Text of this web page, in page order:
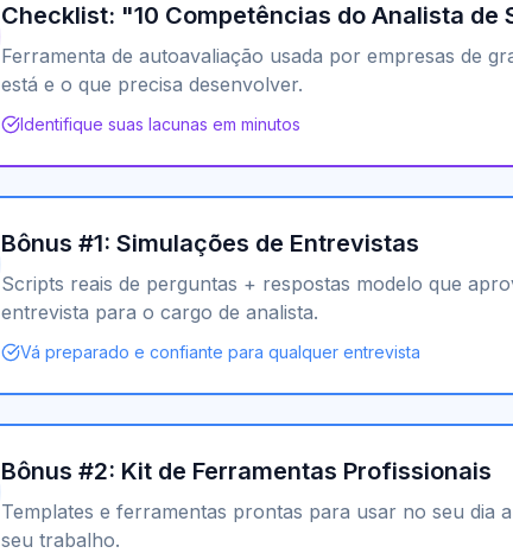
Checklist: "10 Competências do Analista de
Ferramenta de autoavaliação usada por empresas de
está e o que precisa desenvolver.
Identifique suas lacunas em minutos
Bônus #1: Simulações de Entrevistas
Scripts reais de perguntas + respostas modelo que
entrevista para o cargo de analista.
Vá preparado e confiante para qualquer entrevista
Bônus #2: Kit de Ferramentas Profissionais
Templates e ferramentas prontas para usar no seu dia
seu trabalho.